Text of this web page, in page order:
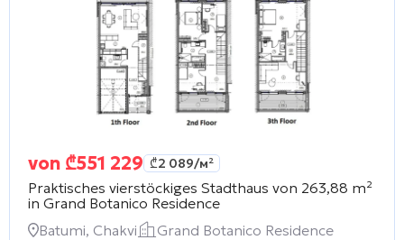
von ₾551 229 ₾2 089/м²
Praktisches vierstöckiges Stadthaus von 263,88 m²
in Grand Botanico Residence
Batumi, Chakvi
Grand Botanico Residence